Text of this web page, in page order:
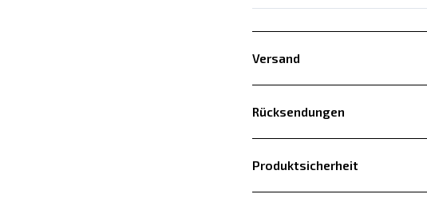
Versand
Rücksendungen
Produktsicherheit